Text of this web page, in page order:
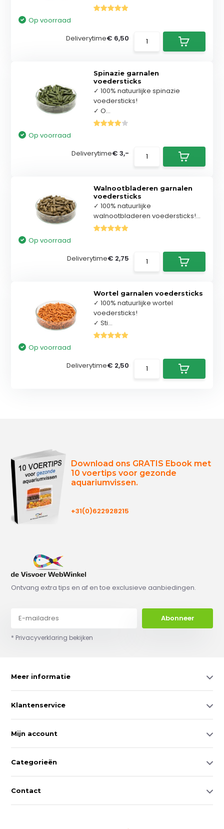
Op voorraad
Deliverytime€ 6,50
Spinazie garnalen
voedersticks
✓ 100% natuurlijke spinazie
voedersticks!
✓ O...
Op voorraad
Deliverytime€ 3,-
Walnootbladeren garnalen
voedersticks
✓ 100% natuurlijke
walnootbladeren voedersticks!...
Op voorraad
Deliverytime€ 2,75
Wortel garnalen voedersticks
✓ 100% natuurlijke wortel
voedersticks!
✓ Sti...
Op voorraad
Deliverytime€ 2,50
Download ons GRATIS Ebook met
10 voertips voor gezonde
aquariumvissen.
+31(0)622928215
Ontvang extra tips en af en toe exclusieve aanbiedingen.
Abonneer
* Privacyverklaring bekijken
Meer informatie
Klantenservice
Mijn account
Categorieën
Contact